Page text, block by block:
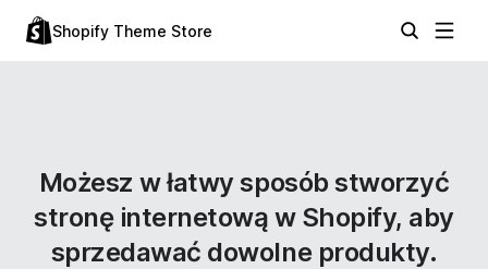
Shopify Theme Store
Możesz w łatwy sposób stworzyć
stronę internetową w Shopify, aby
sprzedawać dowolne produkty.